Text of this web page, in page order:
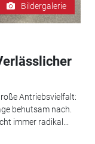
Bildergalerie
Antriebsvielfalt:
behutsam nach.
immer radikal...